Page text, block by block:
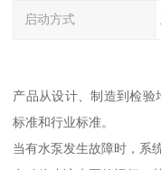
启动方式
产品从设计、制造到检验
标准和行业标准。
当有水泵发生故障时，系